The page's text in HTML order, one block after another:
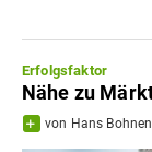
Erfolgsfaktor
Nähe zu
von Hans Bohnen